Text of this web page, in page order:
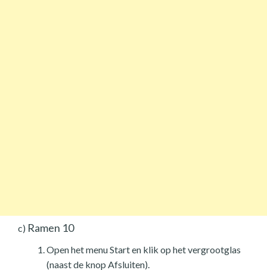
c) Ramen 10
Open het menu Start en klik op het vergrootglas
(naast de knop Afsluiten).